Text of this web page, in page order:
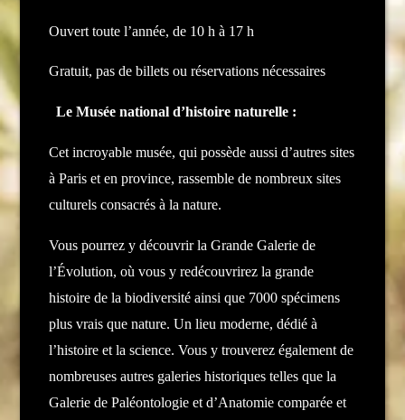
Ouvert toute l’année, de 10 h à 17 h
Gratuit, pas de billets ou réservations nécessaires
Le Musée national d’histoire naturelle :
Cet incroyable musée, qui possède aussi d’autres sites
à Paris et en province, rassemble de nombreux sites
culturels consacrés à la nature.
Vous pourrez y découvrir la Grande Galerie de
l’Évolution, où vous y redécouvrirez la grande
histoire de la biodiversité ainsi que 7000 spécimens
plus vrais que nature. Un lieu moderne, dédié à
l’histoire et la science.Vous y trouverez également de
nombreuses autres galeries historiques telles que la
Galerie de Paléontologie et d’Anatomie comparée et